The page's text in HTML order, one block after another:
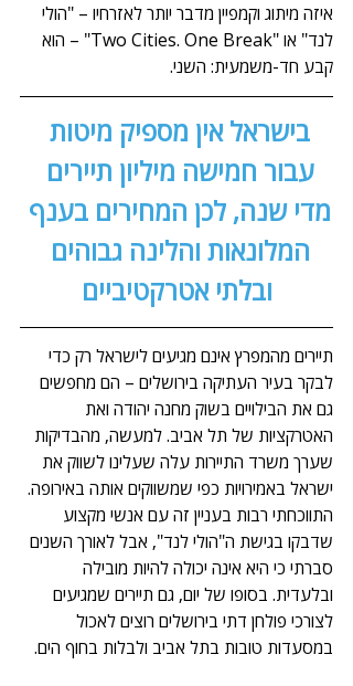
איזה מיתוג וקמפיין מדבר יותר לאזרחיו – "הולי
לנד" או "Two Cities. One Break" – הוא
קבע חד-משמעית: השני.
בישראל אין מספיק מיטות
עבור חמישה מיליון תיירים
מדי שנה, לכן המחירים בענף
המלונאות והלינה גבוהים
ובלתי אטרקטיביים
תיירים מהמפרץ אינם מגיעים לישראל רק כדי
לבקר בעיר העתיקה בירושלים – הם מחפשים
גם את הבילויים בשוק מחנה יהודה ואת
האטרקציות של תל אביב. למעשה, מהבדיקות
שערך משרד התיירות עלה שעלינו לשווק את
ישראל באמירויות כפי שמשווקים אותה באירופה.
התווכחתי רבות בעניין זה עם אנשי מקצוע
שדבקו בגישת ה"הולי לנד", אבל לאורך השנים
סברתי כי היא אינה יכולה להיות מובילה
ובלעדית. בסופו של יום, גם תיירים שמגיעים
לצורכי פולחן דתי בירושלים רוצים לאכול
במסעדות טובות בתל אביב ולבלות בחוף הים.